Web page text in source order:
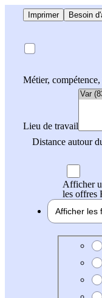
Imprimer Besoin
Métier,
Lieu de travail
Distance autour
Afficher
les offres
Afficher les
Date de